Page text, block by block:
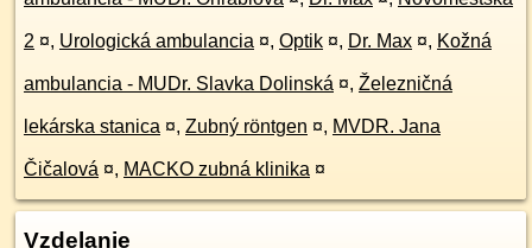
2 ¤, Urologická ambulancia ¤, Optik ¤, Dr. Max ¤, Kožná
ambulancia - MUDr. Slavka Dolinská ¤, Železničná
lekárska stanica ¤, Zubný röntgen ¤, MVDR. Jana
Čičalová ¤, MACKO zubná klinika ¤
Vzdelanie